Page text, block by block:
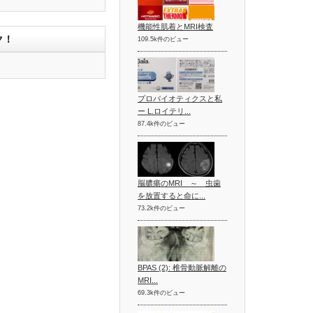
機能性肌着とMRI検査
109.5k件のビュー
プロバイオティクスと私
ー L.ロイテリ...
87.4k件のビュー
脳膿瘍のMRI ～ 虫歯
を放置すると命に...
73.2k件のビュー
BPAS (2): 椎骨動脈解離の
MRI...
69.3k件のビュー